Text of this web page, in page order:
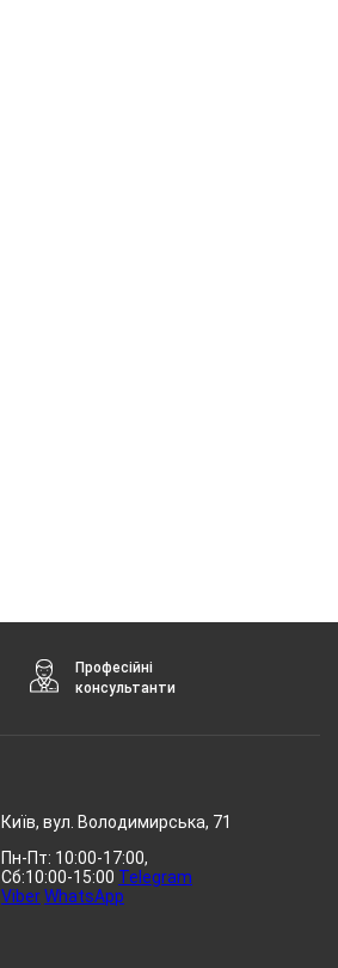
Професійні
консультанти
Київ, вул. Володимирська, 71
Пн-Пт: 10:00-17:00,
Сб:10:00-15:00 Telegram
ViberWhatsApp